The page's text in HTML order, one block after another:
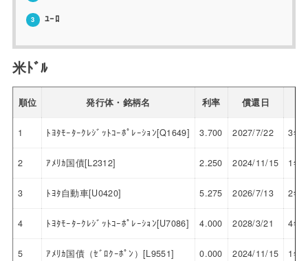
3 ﾕｰﾛ
米ﾄﾞﾙ
順位 発行体・銘柄名 利率 償還日
1 ﾄﾖﾀﾓｰﾀｰｸﾚｼﾞｯﾄｺｰﾎﾟﾚｰｼｮﾝ[Q1649] 3.700 2027/7/22 3年
2 ｱﾒﾘｶ国債[L2312] 2.250 2024/11/15 1年
3 ﾄﾖﾀ自動車[U0420] 5.275 2026/7/13 2年
4 ﾄﾖﾀﾓｰﾀｰｸﾚｼﾞｯﾄｺｰﾎﾟﾚｰｼｮﾝ[U7086] 4.000 2028/3/21 4年
5 ｱﾒﾘｶ国債（ｾﾞﾛｸｰﾎﾟﾝ）[L9551] 0.000 2024/11/15 1年